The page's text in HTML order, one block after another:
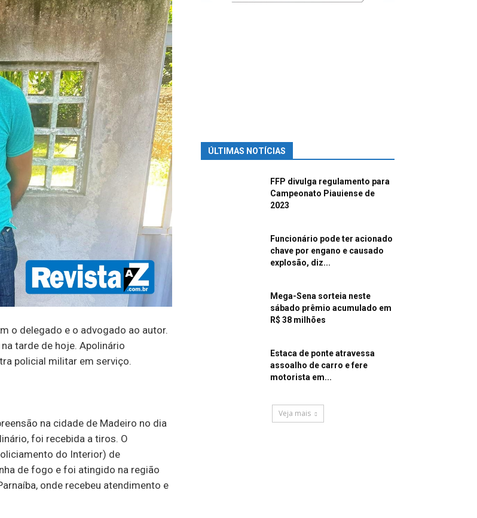
o delegado e o advogado ao autor.
tarde de hoje. Apolinário
policial militar em serviço.
na cidade de Madeiro no dia
foi recebida a tiros. O
do Interior) de
de fogo e foi atingido na região
onde recebeu atendimento e
ÚLTIMAS NOTÍCIAS
FFP divulga regulamento para
Campeonato Piauiense de
2023
Funcionário pode ter acionado
chave por engano e causado
explosão, diz...
Mega-Sena sorteia neste
sábado prêmio acumulado em
R$ 38 milhões
Estaca de ponte atravessa
assoalho de carro e fere
motorista em...
Veja mais